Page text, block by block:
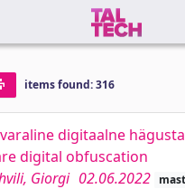
items found: 316
digitaalne
digital obfuscation
Giorgi 02.06.2022